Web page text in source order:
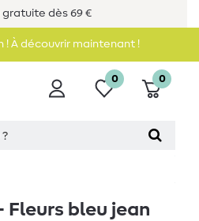
gratuite dès 69 €
! À découvrir maintenant !
0 0
bleu jean